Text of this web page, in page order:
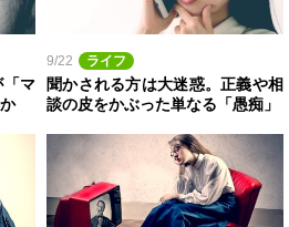
「マ
9/22 ライフ
聞かされる方は大迷惑。正義や相
談の皮をかぶった単なる「愚痴」